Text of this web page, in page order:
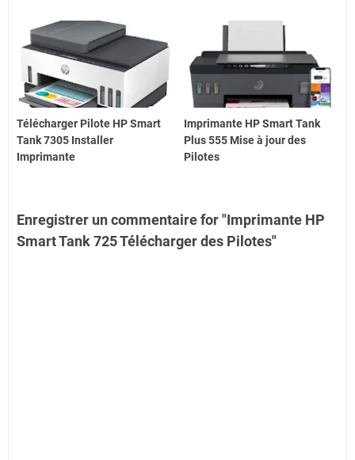
Télécharger Pilote HP Smart
Tank 7305 Installer
Imprimante
Imprimante HP Smart Tank
Plus 555 Mise à jour des
Pilotes
Enregistrer un commentaire for "Imprimante HP
Smart Tank 725 Télécharger des Pilotes"